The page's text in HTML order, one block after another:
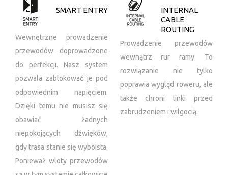
SMART ENTRY
Wewnętrzne prowadzenie
przewodów doprowadzone
do perfekcji. Nasz system
pozwala zablokować je pod
odpowiednim napięciem.
Dzięki temu nie musisz się
obawiać żadnych
niepokojących dźwięków,
gdy trasa stanie się wyboista.
Ponieważ wloty przewodów
INTERNAL
CABLE
ROUTING
Prowadzenie przewodów
wewnątrz rur ramy. To
rozwiązanie nie tylko
poprawia wygląd roweru, ale
także chroni linki przed
zabrudzeniem i wilgocią.